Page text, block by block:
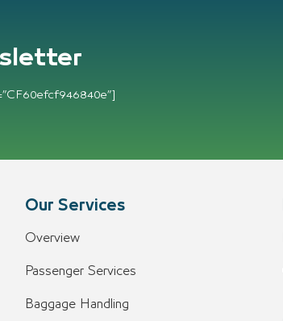
Our Services
Overview
Passenger Services
Baggage Handling